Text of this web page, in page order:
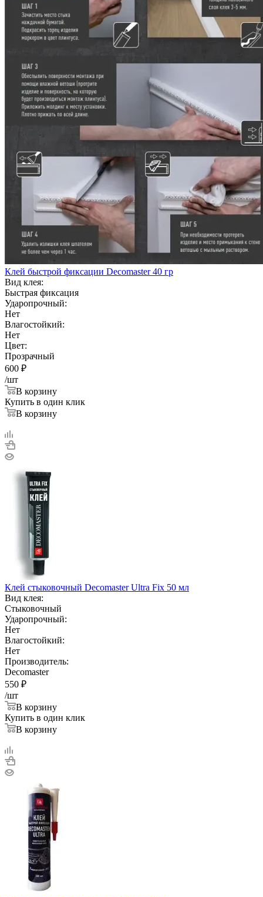
Клей быстрой фиксации Decomaster 40 гр
Вид клея:
Быстрая фиксация
Ударопрочный:
Нет
Влагостойкий:
Нет
Цвет:
Прозрачный
600 ₽
/шт
В корзину
Купить в один клик
В корзину
Клей стыковочный Decomaster Ultra Fix 50 мл
Вид клея:
Стыковочный
Ударопрочный:
Нет
Влагостойкий:
Нет
Производитель:
Decomaster
550 ₽
/шт
В корзину
Купить в один клик
В корзину